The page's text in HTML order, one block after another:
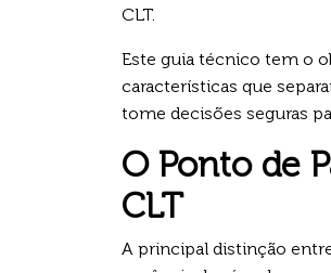
CLT.
Este guia técnico tem o
características que
tome decisões seguras
O Ponto de
CLT
A principal distinção